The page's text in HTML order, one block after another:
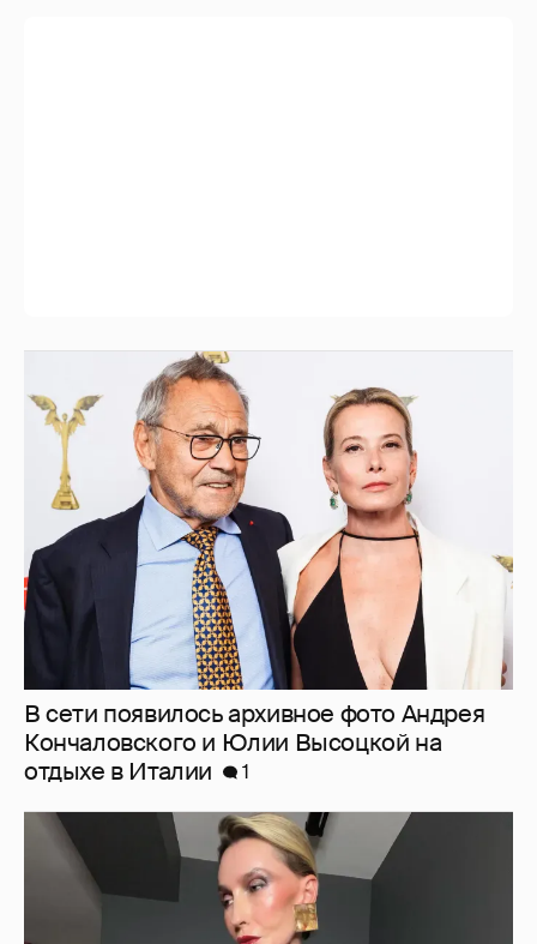
В сети появилось архивное фото Андрея
Кончаловского и Юлии Высоцкой на
отдыхе в Италии
1
"Люблю своё тело". 52-летняя Наталья
Максимова показала фигуру в "голых"